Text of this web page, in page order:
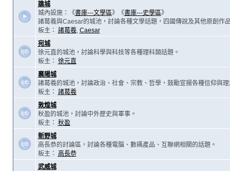
譙城
城內設施：《書庫---文學區》《書庫---史學區》
諸葛羲與Caesar的城池，討論各種文學話題，四國傳說及其他原創作
板主： 諸葛羲, Caesar
宛城
徐元直的城池，討論科學與科技等各種理科類話題。
板主： 徐元直
襄陽城
諸葛羲的城池，討論政治、社會、宗教、哲學，鼓勵宣揚各種信仰與理
板主： 諸葛羲
敦煌城
秋盈的城池，討論中外歷史與軍事。
板主： 秋盈
新野城
高長恭的討論區，討論各種電腦、數碼產品、互聯網相關的話題。
板主：
高長恭
武威城